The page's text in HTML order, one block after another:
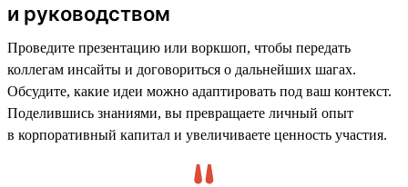
и руководством
Проведите презентацию или воркшоп, чтобы передать
коллегам инсайты и договориться о дальнейших шагах.
Обсудите, какие идеи можно адаптировать под ваш контекст.
Поделившись знаниями, вы превращаете личный опыт
в корпоративный капитал и увеличиваете ценность участия.